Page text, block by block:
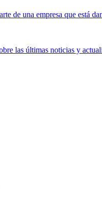
de una empresa que está
las últimas noticias y